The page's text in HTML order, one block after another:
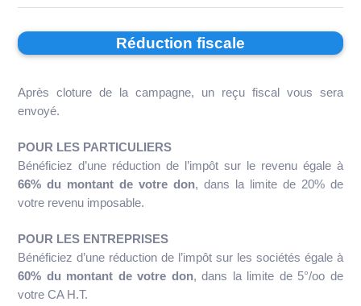
Réduction fiscale
Après cloture de la campagne, un reçu fiscal vous sera
envoyé.
POUR LES PARTICULIERS
Bénéficiez d’une réduction de l’impôt sur le revenu égale à
66% du montant de votre don, dans la limite de 20% de
votre revenu imposable.
POUR LES ENTREPRISES
Bénéficiez d’une réduction de l’impôt sur les sociétés égale à
60% du montant de votre don, dans la limite de 5°/oo de
votre CA H.T.